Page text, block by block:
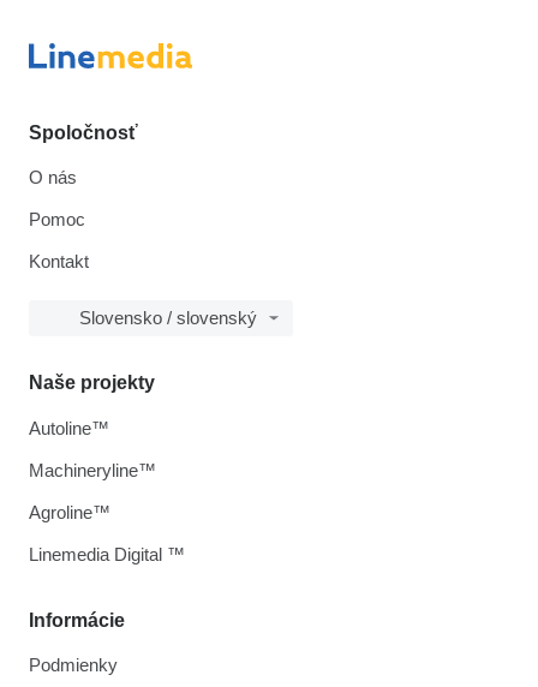
Spoločnosť
O nás
Pomoc
Kontakt
Slovensko / slovenský
Informácie
Podmienky
Naše projekty
Autoline™
Machineryline™
Agroline™
Linemedia Digital ™